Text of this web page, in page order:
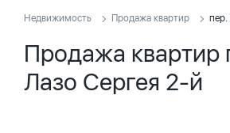
Недвижимость Продажа квартир пер.
Продажа квартир
Лазо Сергея 2-й